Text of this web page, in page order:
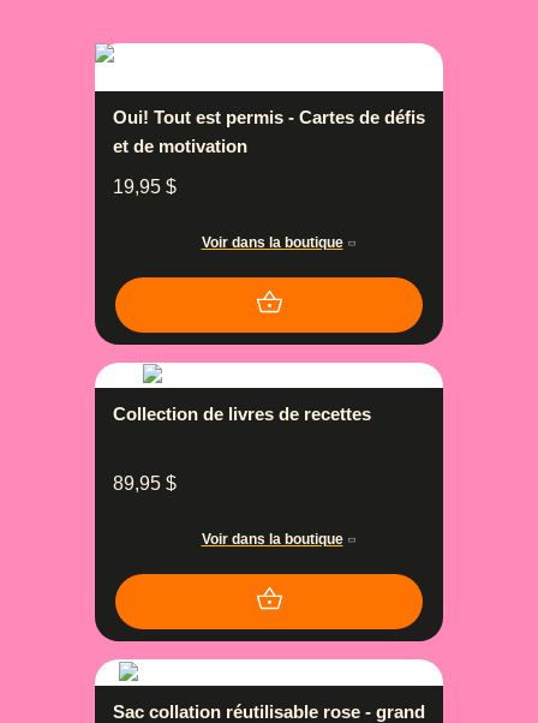
Oui! Tout est permis - Cartes de défis
et de motivation
19,95 $
Voir dans la boutique
Collection de livres de recettes
89,95 $
Voir dans la boutique
Sac collation réutilisable rose - grand